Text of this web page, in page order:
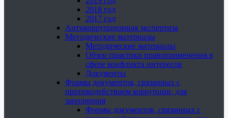
2018 год
2017 год
Антикоррупционная экспертиза
Методические материалы
Методические материалы
Обзор практики правоприменения в
сфере конфликта интересов
Документы
Формы документов, связанных с
противодействием коррупции, для
заполнения
Формы документов, связанных с